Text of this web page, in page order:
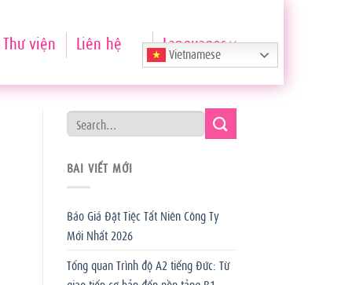
Thư viện Liên hệ Vietnamese
Languages
BÀI VIẾT MỚI
Báo Giá Đặt Tiệc Tất Niên Công Ty
Mới Nhất 2026
Tổng quan Trình độ A2 tiếng Đức: Từ